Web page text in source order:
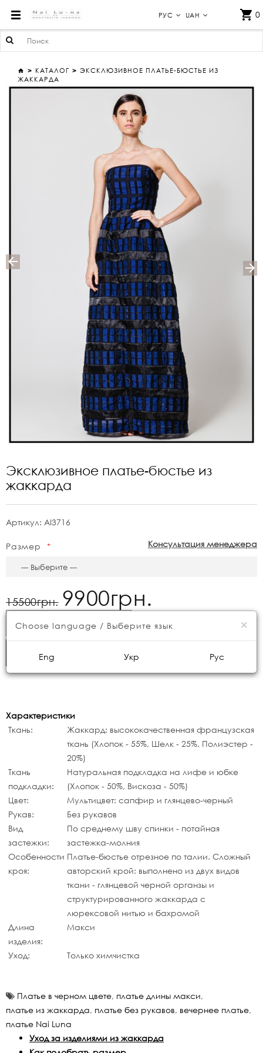
РУС UAH 0
КАТАЛОГ
ЭКСКЛЮЗИВНОЕ ПЛАТЬЕ-БЮСТЬЕ ИЗ
ЖАККАРДА
Эксклюзивное платье-бюстье из
жаккарда
Артикул: AI3716
Консультация менеджера
Размер
15500грн. 9900грн.
КУПИТЬ
БЫСТРЫЙ ЗАКАЗ
Характеристики
Ткань:
Жаккард: высококачественная французская
ткань (Хлопок - 55%, Шелк - 25%, Полиэстер -
20%)
Ткань
подкладки:
Натуральная подкладка на лифе и юбке
(Хлопок - 50%, Вискоза - 50%)
Цвет:
Мультицвет: сапфир и глянцево-черный
Рукав:
Без рукавов
Вид
застежки:
По среднему шву спинки - потайная
застежка-молния
Особенности
кроя:
Платье-бюстье отрезное по талии. Сложный
авторский крой: выполнено из двух видов
ткани - глянцевой черной органзы и
структурированного жаккарда с
люрексовой нитью и бахромой
Длина
изделия:
Макси
Уход: Только химчистка
Платье в черном цвете, платье длины макси,
платье из жаккарда, платье без рукавов, вечернее платье,
платье Nai Luna
Уход за изделиями из жаккарда
×
Choose language / Выберите язык
Eng Укр Рус
ЭКСКЛЮЗИВНОЕ ПЛАТЬЕ-БЮСТЬЕ ИЗ ЖАККАРДА